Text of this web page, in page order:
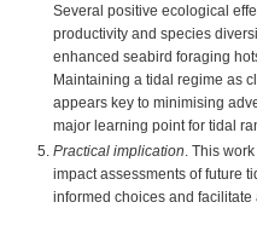
Several positive ecological
productivity and species
enhanced seabird foraging
Maintaining a tidal regime as
appears key to minimising
major learning point for tidal
Practical implication. This
impact assessments of future
informed choices and